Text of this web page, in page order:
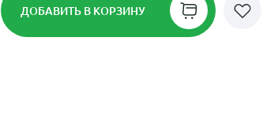
ДОБАВИТЬ В КОРЗИНУ